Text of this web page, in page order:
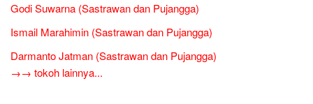
Godi Suwarna (Sastrawan dan Pujangga)
Ismail Marahimin (Sastrawan dan Pujangga)
Darmanto Jatman (Sastrawan dan Pujangga)
→→ tokoh lainnya...